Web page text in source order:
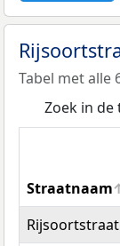
Tabel met alle
Zoek in de
Straatnaam
Straatnaam
Rijsoortstraat